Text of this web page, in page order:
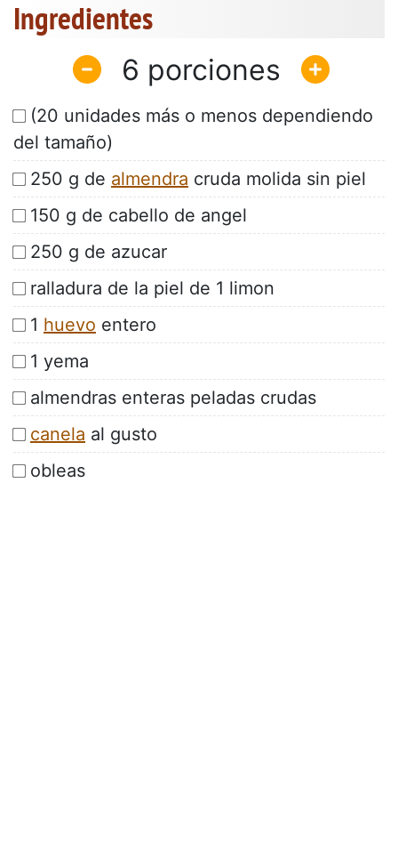
Ingredientes
6
(20 unidades más o menos dependiendo
del tamaño)
250 g de almendra cruda molida sin piel
150 g de cabello de angel
250 g de azucar
ralladura de la piel de 1 limon
1 huevo entero
1 yema
almendras enteras peladas crudas
canela al gusto
obleas